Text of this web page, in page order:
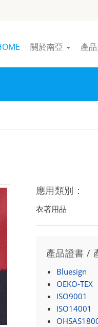
關於南亞 產
應用類別：
衣著用品
產品證書 /
Bluesign
OEKO-TEX
ISO9001
ISO14001